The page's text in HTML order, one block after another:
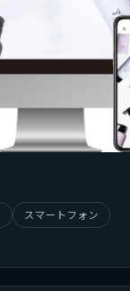
スマートフォン